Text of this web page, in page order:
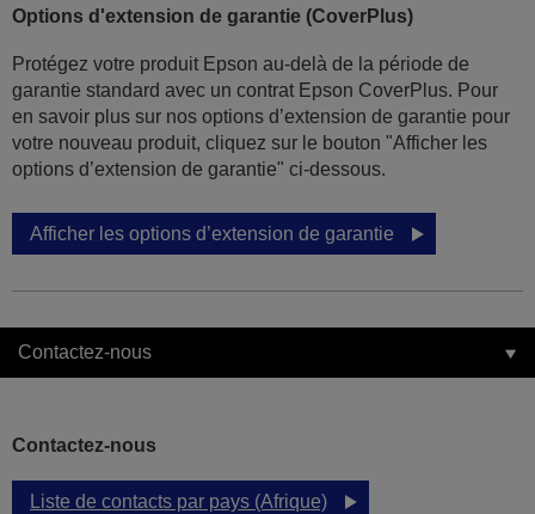
Options d'extension de garantie (CoverPlus)
Protégez votre produit Epson au-delà de la période de
garantie standard avec un contrat Epson CoverPlus. Pour
en savoir plus sur nos options d’extension de garantie pour
votre nouveau produit, cliquez sur le bouton "Afficher les
options d’extension de garantie" ci-dessous.
Afficher les options d’extension de garantie
Contactez-nous
Contactez-nous
Liste de contacts par pays (Afrique)